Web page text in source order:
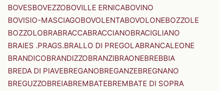
BOVESBOVEZZOBOVILLE ERNICABOVINO
BOVISIO-MASCIAGOBOVOLENTABOVOLONEBOZZOLE
BOZZOLOBRABRACCABRACCIANOBRACIGLIANO
BRAIES .PRAGS.BRALLO DI PREGOLABRANCALEONE
BRANDICOBRANDIZZOBRANZIBRAONEBREBBIA
BREDA DI PIAVEBREGANOBREGANZEBREGNANO
BREGUZZOBREIABREMBATEBREMBATE DI SOPRA